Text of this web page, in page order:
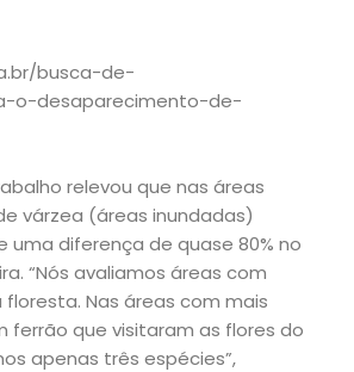
busca-de-
o-desaparecimento-de-
relevou que nas áreas
várzea (áreas inundadas)
diferença de quase 80% no
“Nós avaliamos áreas com
Nas áreas com mais
ferrão que visitaram as flores do
apenas três espécies”,